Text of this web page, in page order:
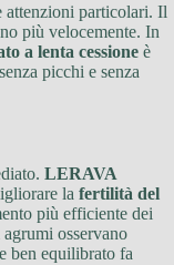
attenzioni particolari. Il
più velocemente. In
a lenta cessione è
picchi e senza
LERAVA
la fertilità del
più efficiente dei
osservano
ben equilibrato fa